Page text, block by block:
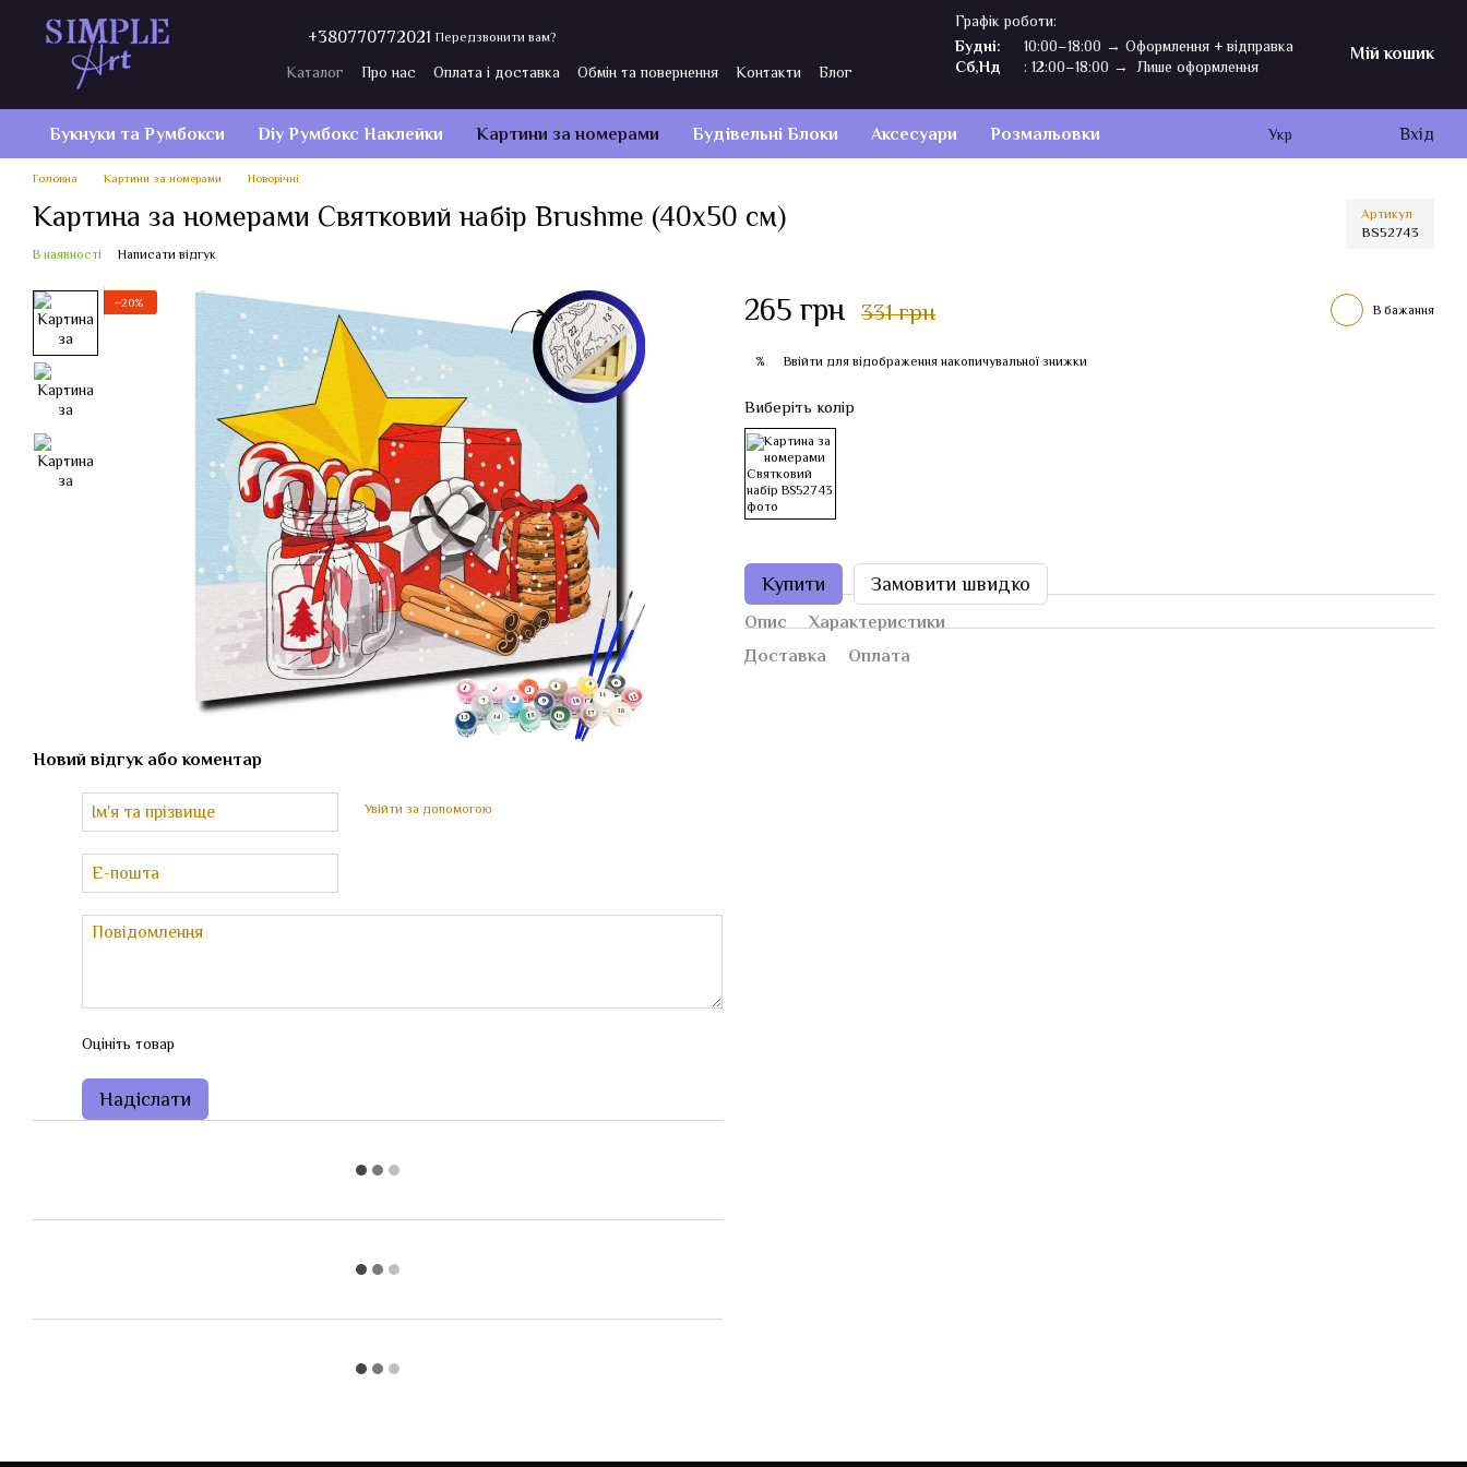
Перейти до основного контенту
+380770772021 Передзвонити вам?
Каталог Про нас Оплата і доставка Обмін та повернення Контакти
Блог
Графік роботи:
Будні:
10:00–18:00 → Оформлення + відправка
Сб,Нд
: 12:00–18:00 → Лише оформлення
Мій кошик
Букнуки та Румбокси Diy Румбокс Наклейки Картини за номерами Будівельні Блоки Аксесуари Розмальовки Укр Вхід
Головна Картини за номерами Новорічні
Картина за номерами Святковий набір Brushme (40x50 см) Артикул
BS52743
В наявності Написати відгук
−20%
Новий відгук або коментар
Увійти за допомогою
Оцініть товар
Надіслати
265 грн 331 грн В бажання
% Ввійти для відображення накопичувальної знижки
Виберіть колір
Купити Замовити швидко
Опис
Характеристики
Доставка
Оплата